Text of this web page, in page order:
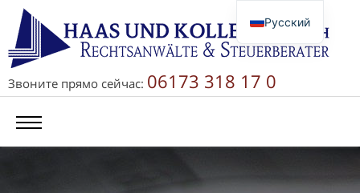
Звоните прямо сейчас: 06173 318 17 0
Русский
Deutsch
English
简体中文